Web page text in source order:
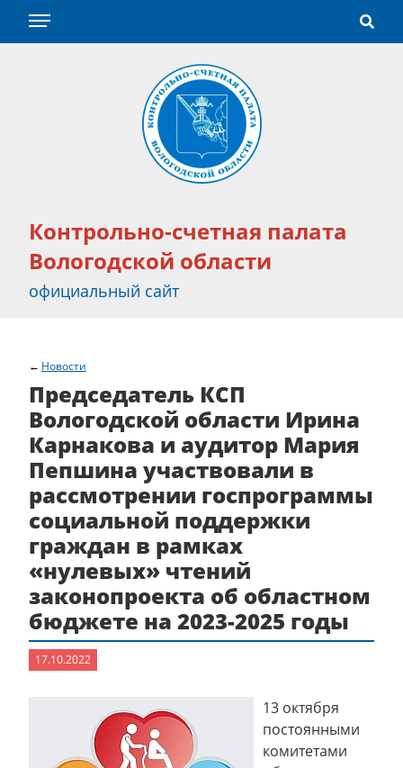
Контрольно-счетная палата
Вологодской области
официальный сайт
Новости
Председатель КСП
Вологодской области Ирина
Карнакова и аудитор Мария
Пепшина участвовали в
рассмотрении госпрограммы
социальной поддержки
граждан в рамках
«нулевых» чтений
законопроекта об областном
бюджете на 2023-2025 годы
17.10.2022
13 октября
постоянными
комитетами